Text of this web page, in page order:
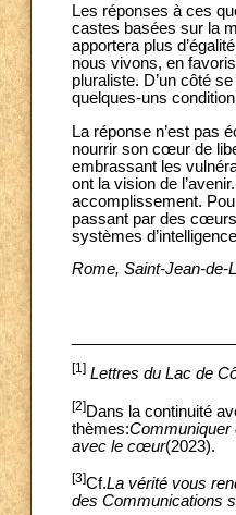
Les réponses à ces
castes basées sur la
apportera plus
nous vivons, en
pluraliste. D’un côté
quelques-uns
La réponse n’est pas
nourrir son cœur de
embrassant les
ont la vision de
accomplissement.
passant par des
systèmes
Rome, Saint-Jean-de-
[1] Lettres du Lac de
[2]Dans la continuité
thèmes:Communiquer
avec le cœur(2023).
[3]Cf.La vérité vous
des Communications